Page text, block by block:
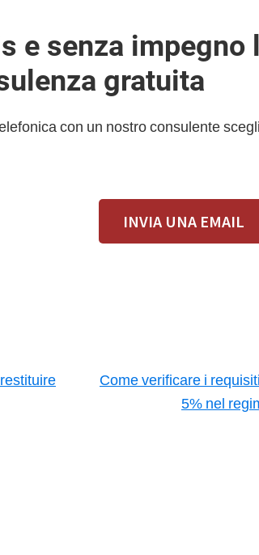
e senza impegno
gratuita
con un nostro consulente
INVIA UNA EMAIL
Come verificare i
5% nel